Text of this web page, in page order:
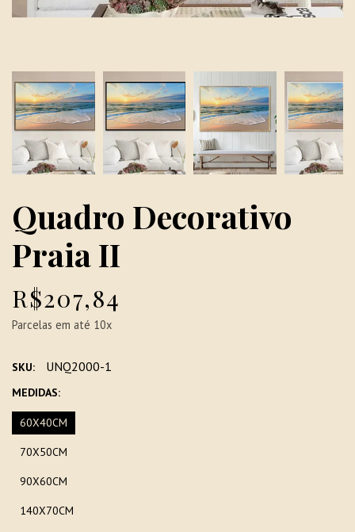
Quadro Decorativo
Praia II
R$207,84
Parcelas em até 10x
SKU: UNQ2000-1
MEDIDAS:
60X40CM
70X50CM
90X60CM
140X70CM